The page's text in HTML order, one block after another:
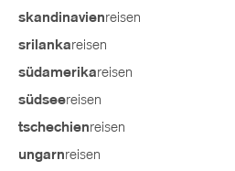
skandinavienreisen
srilankareisen
südamerikareisen
südseereisen
tschechienreisen
ungarnreisen